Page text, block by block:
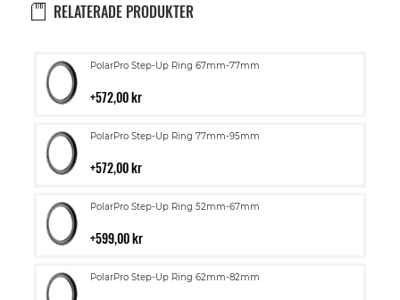
RELATERADE PRODUKTER
PolarPro Step-Up Ring 67mm-77mm
572,00 kr
Lägg
i
PolarPro Step-Up Ring 77mm-95mm
572,00 kr
Lägg
i
PolarPro Step-Up Ring 52mm-67mm
599,00 kr
Lägg
i
PolarPro Step-Up Ring 62mm-82mm
Lägg